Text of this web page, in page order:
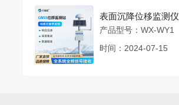
表面沉降位移监测仪
产品型号：WX-WY1
时间：2024-07-15